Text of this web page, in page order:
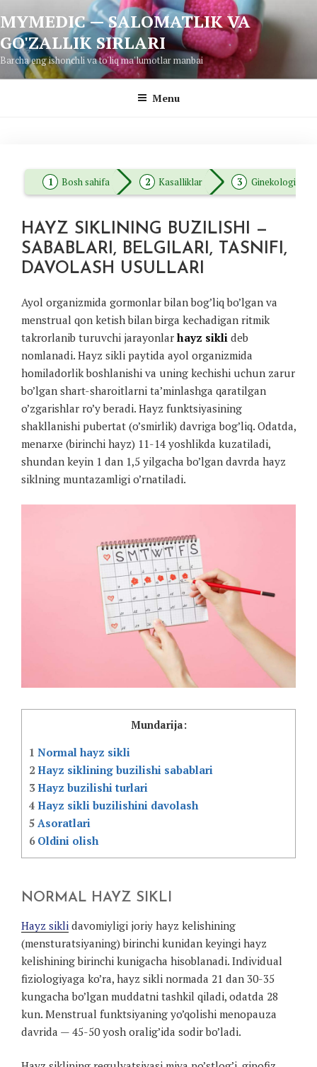
to
content
MYMEDIC — SALOMATLIK VA
GO'ZALLIK SIRLARI
Barcha eng ishonchli va to'liq ma'lumotlar manbai
Menu
Bosh sahifa Kasalliklar Ginekologiya
HAYZ SIKLINING BUZILISHI —
SABABLARI, BELGILARI, TASNIFI,
DAVOLASH USULLARI
Ayol organizmida gormonlar bilan bog’liq bo’lgan va
menstrual qon ketish bilan birga kechadigan ritmik
takrorlanib turuvchi jarayonlar hayz sikli deb
nomlanadi. Hayz sikli paytida ayol organizmida
homiladorlik boshlanishi va uning kechishi uchun zarur
bo’lgan shart-sharoitlarni ta’minlashga qaratilgan
o’zgarishlar ro’y beradi. Hayz funktsiyasining
shakllanishi pubertat (o’smirlik) davriga bog’liq. Odatda,
menarxe (birinchi hayz) 11-14 yoshlikda kuzatiladi,
shundan keyin 1 dan 1,5 yilgacha bo’lgan davrda hayz
siklning muntazamligi o’rnatiladi.
Mundarija:
1 Normal hayz sikli
2 Hayz siklining buzilishi sabablari
3Hayz buzilishi turlari
4 Hayz sikli buzilishini davolash
5 Asoratlari
6Oldini olish
NORMAL HAYZ SIKLI
Hayz sikli davomiyligi joriy hayz kelishining
(mensturatsiyaning) birinchi kunidan keyingi hayz
kelishining birinchi kunigacha hisoblanadi. Individual
fiziologiyaga ko’ra, hayz sikli normada 21 dan 30-35
kungacha bo’lgan muddatni tashkil qiladi, odatda 28
kun. Menstrual funktsiyaning yo’qolishi menopauza
davrida — 45-50 yosh oralig’ida sodir bo’ladi.